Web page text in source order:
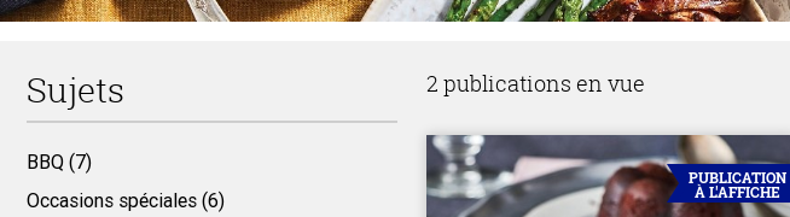
2 publications en vue
PUBLICATION
À L'AFFICHE
Sujets
BBQ (7)
Occasions spéciales (6)